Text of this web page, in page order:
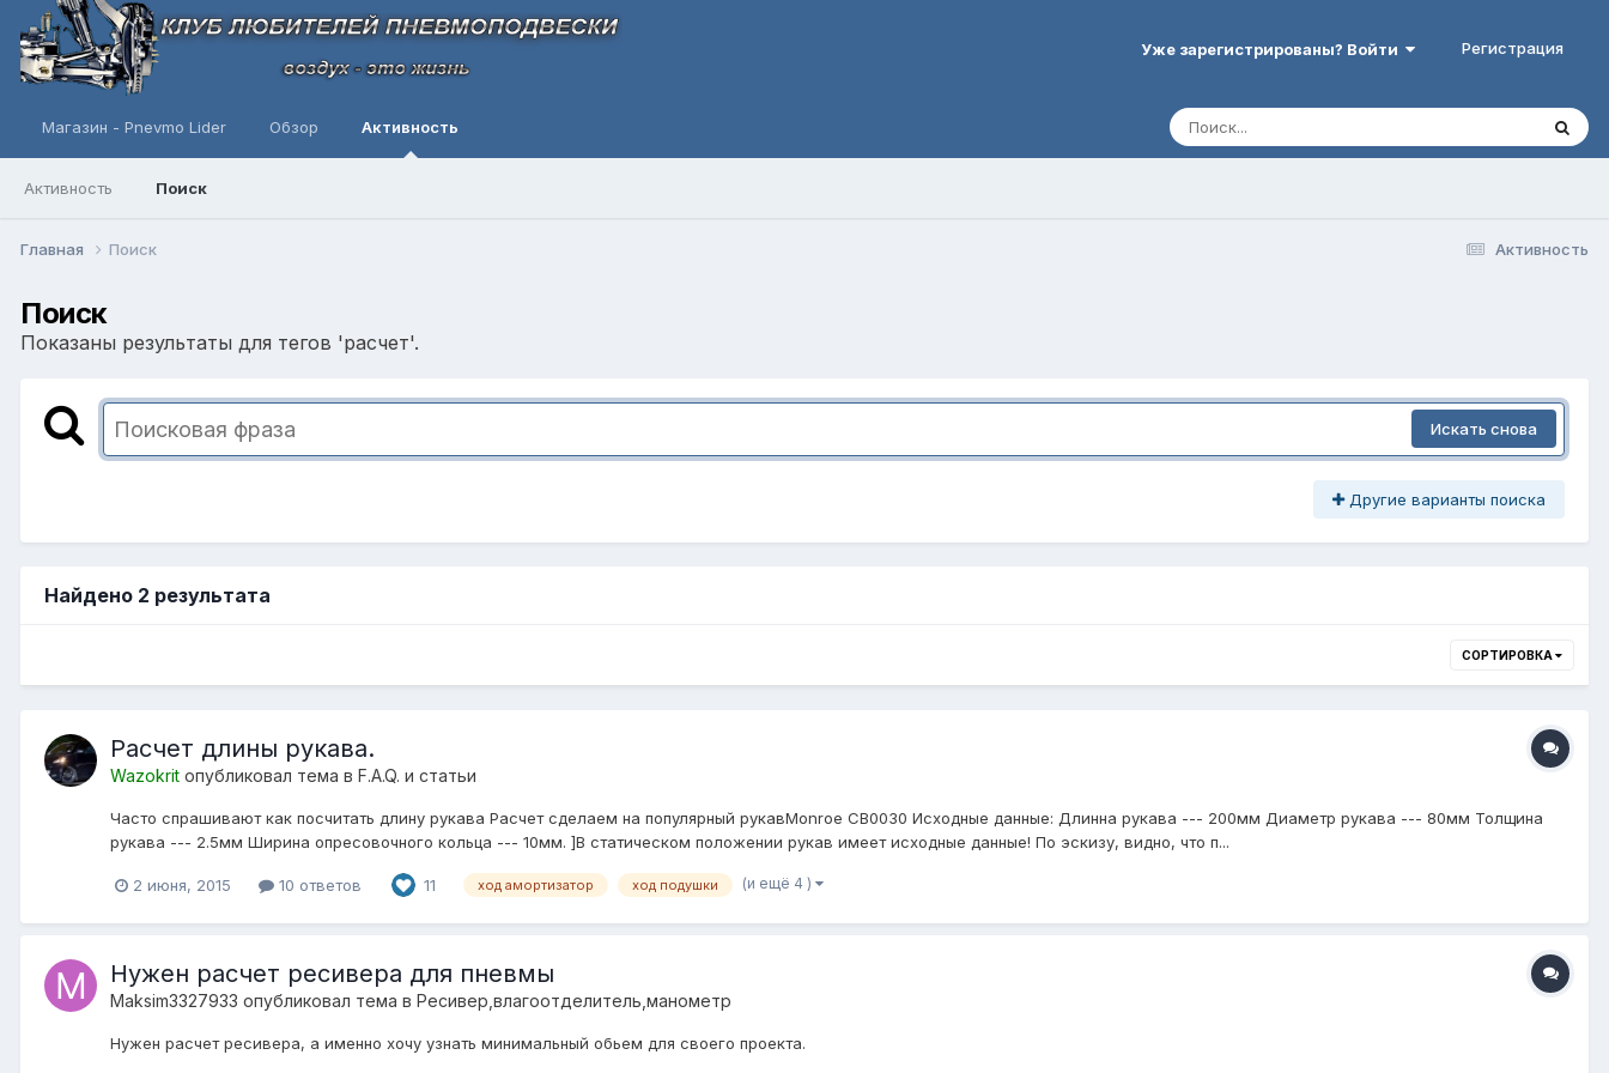
Уже зарегистрированы? Войти Регистрация
Магазин - Pnevmo Lider Обзор Активность
Активность Поиск
Активность
Главная Поиск
Поиск
Показаны результаты для тегов 'расчет'.
Искать снова
Другие варианты поиска
Найдено 2 результата
СОРТИРОВКА
Расчет длины рукава.
Wazokrit опубликовал тема в F.A.Q. и статьи
Часто спрашивают как посчитать длину рукава Расчет сделаем на популярный рукавMonroe CB0030 Исходные данные: Длинна рукава --- 200мм Диаметр рукава --- 80мм Толщина
рукава --- 2.5мм Ширина опресовочного кольца --- 10мм. ]В статическом положении рукав имеет исходные данные! По эскизу, видно, что п...
2 июня, 2015 10 ответов 11 ход амортизатор ход подушки (и ещё 4 )
Нужен расчет ресивера для пневмы
Maksim3327933 опубликовал тема в Ресивер,влагоотделитель,манометр
Нужен расчет ресивера, а именно хочу узнать минимальный обьем для своего проекта.